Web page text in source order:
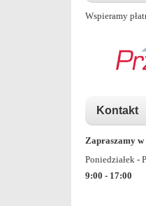
Wspieramy
Kontakt
Zapraszamy w
Poniedziałek -
9:00 - 17:00